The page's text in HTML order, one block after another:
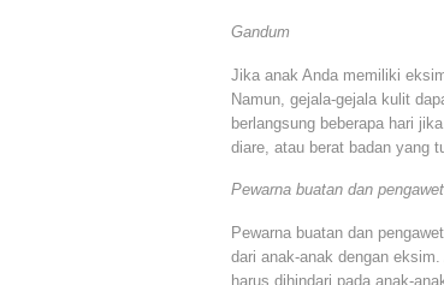
Gandum
Jika anak Anda memiliki
Namun, gejala-gejala kulit
berlangsung beberapa hari
diare, atau berat badan yang
Pewarna buatan dan pengawet
Pewarna buatan dan
dari anak-anak dengan
harus dihindari pada anak-